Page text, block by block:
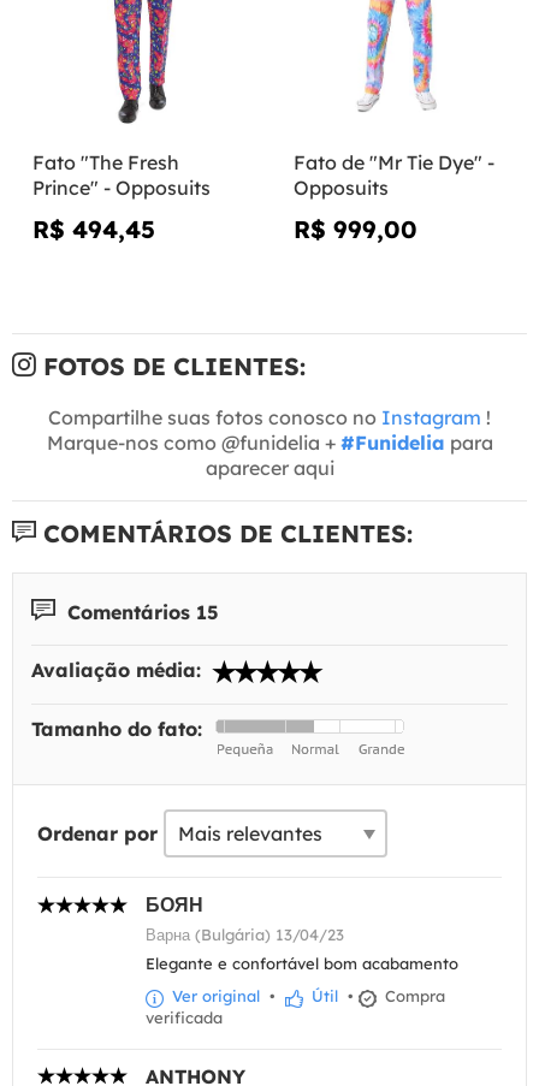
Fato "The Fresh
Prince" - Opposuits
R$ 494,45
Fato de "Mr Tie Dye" -
Opposuits
R$ 999,00
FOTOS DE CLIENTES:
Compartilhe suas fotos conosco no Instagram !
Marque-nos como @funidelia + #Funidelia para
aparecer aqui
COMENTÁRIOS DE CLIENTES:
Comentários 15
Avaliação média:
Tamanho do fato:
Ordenar por
БОЯН
Варна (Bulgária) 13/04/23
Elegante e confortável bom acabamento
Ver original • Útil •
Compra
verificada
ANTHONY